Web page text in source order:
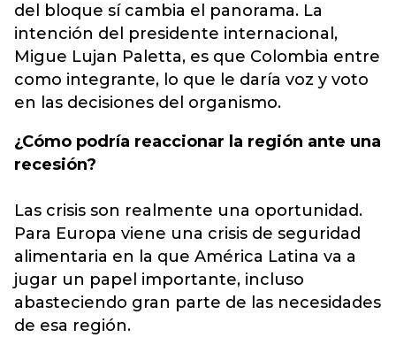
del bloque sí cambia el panorama. La
intención del presidente internacional,
Migue Lujan Paletta, es que Colombia entre
como integrante, lo que le daría voz y voto
en las decisiones del organismo.
¿Cómo podría reaccionar la región ante una
recesión?
Las crisis son realmente una oportunidad.
Para Europa viene una crisis de seguridad
alimentaria en la que América Latina va a
jugar un papel importante, incluso
abasteciendo gran parte de las necesidades
de esa región.